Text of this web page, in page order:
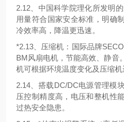
2.12、中国科学院理化所发明
用量符合国家安全标准，明确
冷效率高，降温更迅速。
*2.13、压缩机：国际品牌
BM风扇电机，节能高效、静音
机可根据环境温度变化及压缩机
2.14、搭载DC/DC电源管理模
压控制精度高，电压和整机性
过热安全隐患。